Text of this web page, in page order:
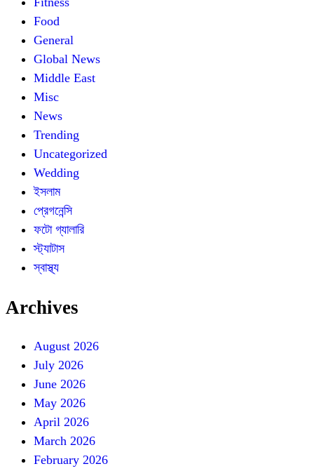
Food
General
Global News
Middle East
Misc
News
Trending
Uncategorized
Wedding
ইসলাম
প্রেগনেন্সি
ফটো গ্যালারি
স্ট্যাটাস
স্বাস্থ্য
Archives
August 2026
July 2026
June 2026
May 2026
April 2026
March 2026
February 2026